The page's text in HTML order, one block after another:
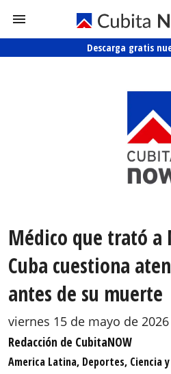
Descarga gratis
Médico que trató a
Cuba cuestiona
antes de su muerte
viernes 15 de mayo de 2026
Redacción de CubitaNOW
America Latina, Deportes, Ciencia